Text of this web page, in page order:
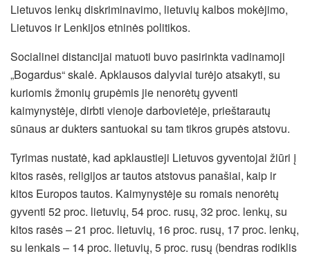
Lietuvos lenkų diskriminavimo, lietuvių kalbos mokėjimo,
Lietuvos ir Lenkijos etninės politikos.
Socialinei distancijai matuoti buvo pasirinkta vadinamoji
„Bogardus“ skalė. Apklausos dalyviai turėjo atsakyti, su
kuriomis žmonių grupėmis jie nenorėtų gyventi
kaimynystėje, dirbti vienoje darbovietėje, prieštarautų
sūnaus ar dukters santuokai su tam tikros grupės atstovu.
Tyrimas nustatė, kad apklaustieji Lietuvos gyventojai žiūri į
kitos rasės, religijos ar tautos atstovus panašiai, kaip ir
kitos Europos tautos. Kaimynystėje su romais nenorėtų
gyventi 52 proc. lietuvių, 54 proc. rusų, 32 proc. lenkų, su
kitos rasės – 21 proc. lietuvių, 16 proc. rusų, 17 proc. lenkų,
su lenkais – 14 proc. lietuvių, 5 proc. rusų (bendras rodiklis